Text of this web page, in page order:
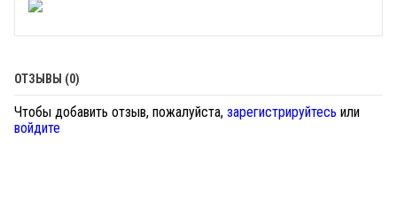
ОТЗЫВЫ (0)
Чтобы добавить отзыв, пожалуйста, зарегистрируйтесь или
войдите